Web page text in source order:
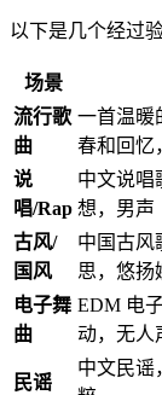
以下是几个经过
场景
流行歌
曲
一首温暖
春和回忆
说
唱/Rap
中文说唱
想，男声
古风/
国风
中国古风
思，悠扬
电子舞
曲
EDM 电
动，无人
民谣
中文民谣